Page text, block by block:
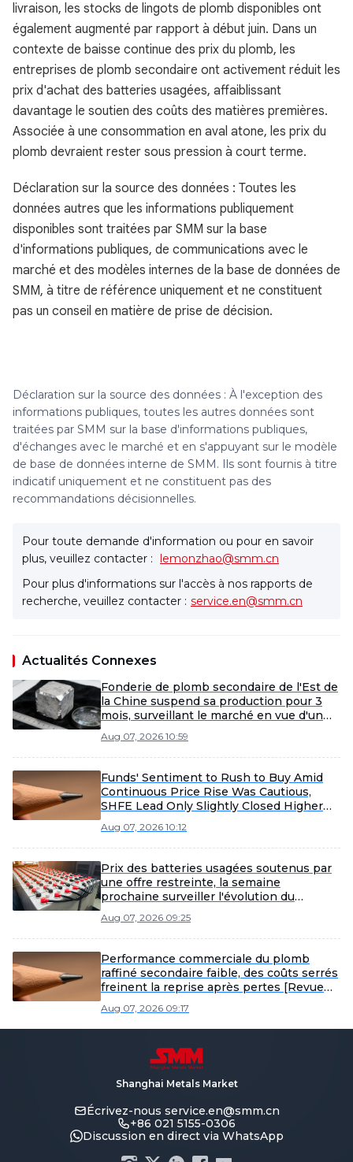
livraison, les stocks de lingots de plomb disponibles ont
également augmenté par rapport à début juin. Dans un
contexte de baisse continue des prix du plomb, les
entreprises de plomb secondaire ont activement réduit les
prix d'achat des batteries usagées, affaiblissant
davantage le soutien des coûts des matières premières.
Associée à une consommation en aval atone, les prix du
plomb devraient rester sous pression à court terme.
Déclaration sur la source des données : Toutes les
données autres que les informations publiquement
disponibles sont traitées par SMM sur la base
d'informations publiques, de communications avec le
marché et des modèles internes de la base de données de
SMM, à titre de référence uniquement et ne constituent
pas un conseil en matière de prise de décision.
Déclaration sur la source des données : À l'exception des
informations publiques, toutes les autres données sont
traitées par SMM sur la base d'informations publiques,
d'échanges avec le marché et en s'appuyant sur le modèle
de base de données interne de SMM. Ils sont fournis à titre
indicatif uniquement et ne constituent pas des
recommandations décisionnelles.
Pour toute demande d'information ou pour en savoir
plus, veuillez contacter : lemonzhao@smm.cn
Pour plus d'informations sur l'accès à nos rapports de
recherche, veuillez contacter : service.en@smm.cn
Actualités Connexes
Fonderie de plomb secondaire de l'Est de
la Chine suspend sa production pour 3
mois, surveillant le marché en vue d'un
Aug 07, 2026 10:59
Funds' Sentiment to Rush to Buy Amid
Continuous Price Rise Was Cautious,
SHFE Lead Only Slightly Closed Higher
Aug 07, 2026 10:12
Prix des batteries usagées soutenus par
une offre restreinte, la semaine
prochaine surveiller l'évolution du
Scrap Battery Weekly Review]
Aug 07, 2026 09:25
Performance commerciale du plomb
raffiné secondaire faible, des coûts serrés
freinent la reprise après pertes [Revue
secondaire]
Aug 07, 2026 09:17
Shanghai Metals Market
Écrivez-nous service.en@smm.cn
+86 021 5155-0306
Discussion en direct via WhatsApp